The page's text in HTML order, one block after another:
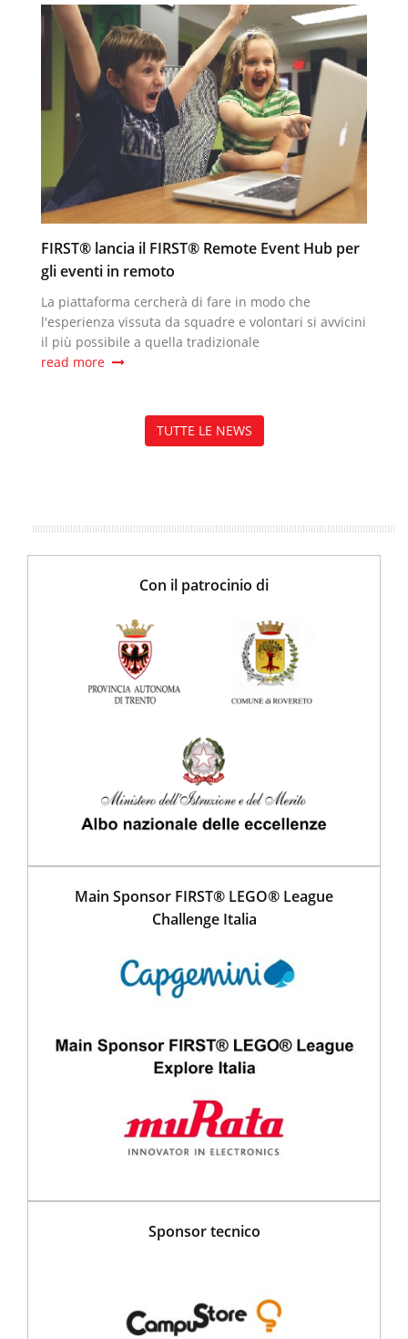
FIRST® lancia il FIRST® Remote Event Hub per
gli eventi in remoto
La piattaforma cercherà di fare in modo che
l'esperienza vissuta da squadre e volontari si avvicini
il più possibile a quella tradizionale
read more
TUTTE LE NEWS
Con il patrocinio di
Main Sponsor FIRST® LEGO® League
Challenge Italia
Sponsor tecnico